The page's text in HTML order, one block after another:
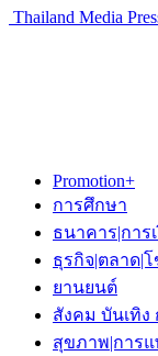
Thailand Media
Promotion+
การศึกษา
ธนาคาร|การ
ธุรกิจ|ตลาด|
ยานยนต์
สังคม บันเทิง
สุขภาพ|การ